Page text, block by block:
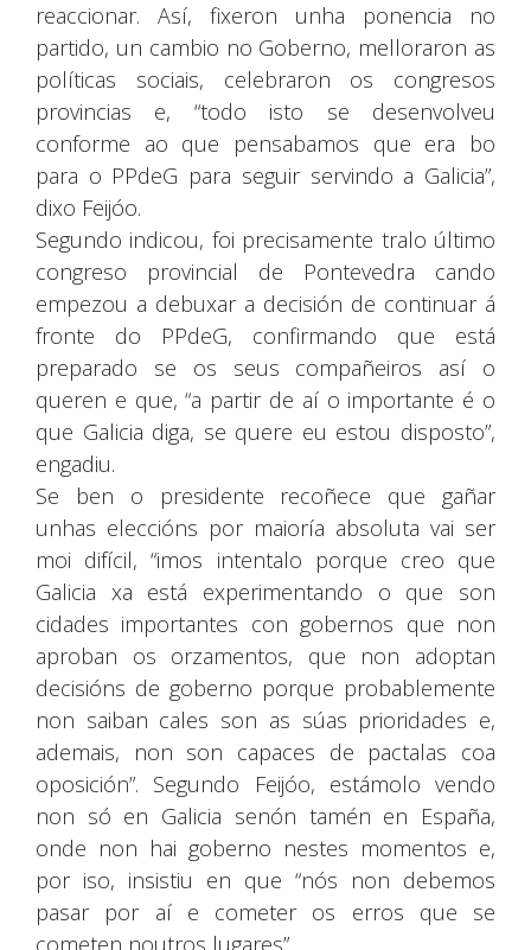
reaccionar. Así, fixeron unha ponencia no
partido, un cambio no Goberno, melloraron as
políticas sociais, celebraron os congresos
provincias e, “todo isto se desenvolveu
conforme ao que pensabamos que era bo
para o PPdeG para seguir servindo a Galicia”,
dixo Feijóo.
Segundo indicou, foi precisamente tralo último
congreso provincial de Pontevedra cando
empezou a debuxar a decisión de continuar á
fronte do PPdeG, confirmando que está
preparado se os seus compañeiros así o
queren e que, “a partir de aí o importante é o
que Galicia diga, se quere eu estou disposto”,
engadiu.
Se ben o presidente recoñece que gañar
unhas eleccións por maioría absoluta vai ser
moi difícil, “imos intentalo porque creo que
Galicia xa está experimentando o que son
cidades importantes con gobernos que non
aproban os orzamentos, que non adoptan
decisións de goberno porque probablemente
non saiban cales son as súas prioridades e,
ademais, non son capaces de pactalas coa
oposición”. Segundo Feijóo, estámolo vendo
non só en Galicia senón tamén en España,
onde non hai goberno nestes momentos e,
por iso, insistiu en que “nós non debemos
pasar por aí e cometer os erros que se